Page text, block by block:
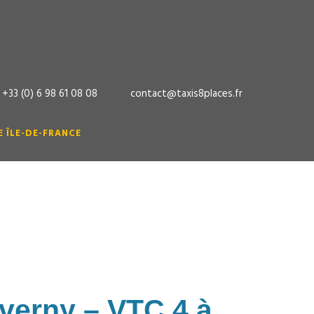
+33 (0) 6 98 61 08 08 contact@taxis8places.fr
ÎLE-DE-FRANCE
Taverny